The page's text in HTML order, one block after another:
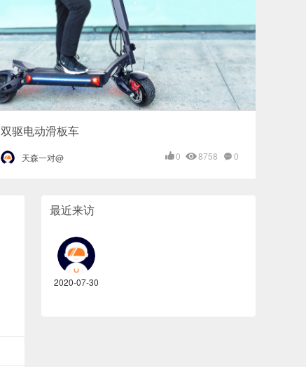
双驱电动滑板车
天森一对@ 0 8758 0
最近来访
2020-07-30